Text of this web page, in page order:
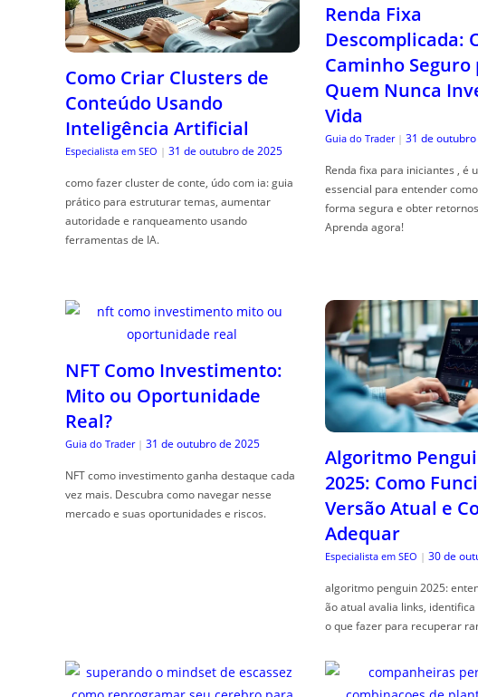
Como Criar Clusters de
Conteúdo Usando
Inteligência Artificial
Especialista em SEO | 31 de outubro de 2025
como fazer cluster de conte, údo com ia: guia
prático para estruturar temas, aumentar
autoridade e ranqueamento usando
ferramentas de IA.
Renda Fixa
Descomplicada:
Caminho Seguro
Quem Nunca
Vida
Guia do Trader | 31 de
Renda fixa para iniciantes , é
essencial para entender
forma segura e obter
Aprenda agora!
NFT Como Investimento:
Mito ou Oportunidade
Real?
Guia do Trader | 31 de outubro de 2025
NFT como investimento ganha destaque cada
vez mais. Descubra como navegar nesse
mercado e suas oportunidades e riscos.
Algoritmo
2025: Como
Versão Atual e
Adequar
Especialista em SEO | 30 de
algoritmo penguin 2025:
ão atual avalia links,
o que fazer para recuperar